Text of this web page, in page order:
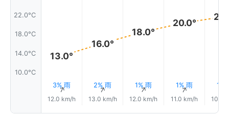
22.0°C
18.0°C
14.0°C
10.0°C
13.0°
3% 雨
↑
12.0 km/h
16.0°
2% 雨
↑
13.0 km/h
18.0°
1% 雨
↑
12.0 km/h
20.0°
1% 雨
↑
11.0 km/h
1%
10.0